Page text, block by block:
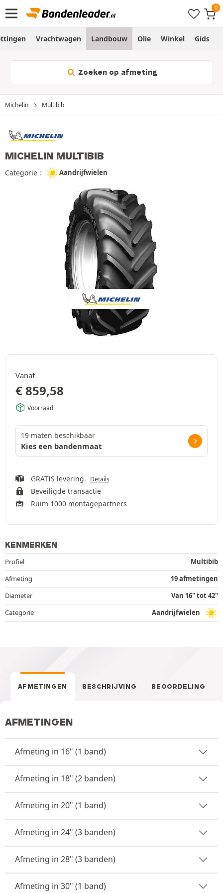
Vrachtwagen Landbouw Olie Winkel Gids
Zoeken op afmeting
Michelin Multibib
MICHELIN MULTIBIB
Categorie : Aandrijfwielen
Vanaf
€ 859,58
Voorraad
19 maten beschikbaar
Kies een bandenmaat
GRATIS levering. Details
Beveiligde transactie
Ruim 1000 montagepartners
KENMERKEN
Profiel
Multibib
Afmeting
19 afmetingen
Diameter
Van 16" tot 42"
Categorie
Aandrijfwielen
AFMETINGEN BESCHRIJVING BEOORDELING
AFMETINGEN
Afmeting in 16" (1 band)
Afmeting in 18" (2 banden)
Afmeting in 20" (1 band)
Afmeting in 24" (3 banden)
Afmeting in 28" (3 banden)
Afmeting in 30" (1 band)